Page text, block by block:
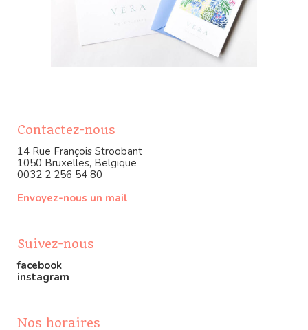
Contactez-nous
14 Rue François Stroobant
1050 Bruxelles, Belgique
0032 2 256 54 80
Envoyez-nous un mail
Suivez-nous
facebook
instagram
Nos horaires